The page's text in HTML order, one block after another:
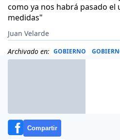
como ya nos habrá pasado
medidas"
Juan Velarde
Archivado en: GOBIERNO
Compartir